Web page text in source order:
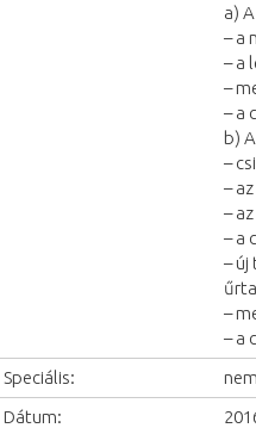
a)
– a
– a
–
– a
b)
–
–
–
– a
– új
–
– a
Speciális:
Dátum: